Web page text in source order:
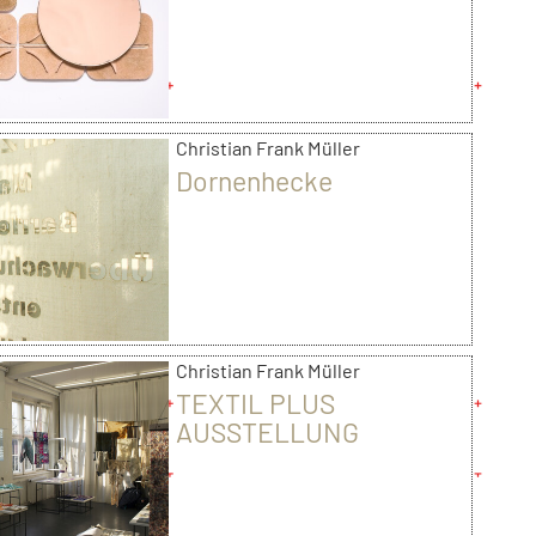
Christian Frank Müller
Dornenhecke
Christian Frank Müller
TEXTIL PLUS
AUSSTELLUNG